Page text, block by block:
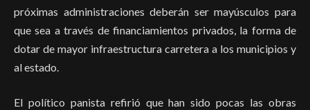
próximas administraciones deberán ser mayúsculos para
que sea a través de financiamientos privados, la forma de
dotar de mayor infraestructura carretera a los municipios y
al estado.
El político panista refirió que han sido pocas las obras